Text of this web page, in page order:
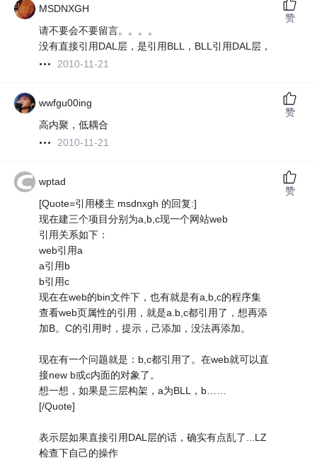
MSDNXGH
请不要会不要留言。。。。
没有直接引用DAL层，是引用BLL，BLL引用DAL层，
2010-11-21
赞
wwfgu00ing
高内聚，低耦合
2010-11-21
赞
wptad
[Quote=引用楼主 msdnxgh 的回复:]
现在建三个项目分别为a,b,c现一个网站web
引用关系如下：
web引用a
a引用b
b引用c
现在在web的bin文件下，也有就是有a,b,c的程序集
查看web页属性的引用，就是a.b,c都引用了，想再添
加B。C的引用时，提示，己添加，没法再添加。
现在有一个问题就是：b,c都引用了。在web就可以直
接new b或c内面的对象了。
想一想，如果是三层构架，a为BLL，b……
[/Quote]
表示层如果直接引用DAL层的话，确实有点乱了...LZ
检查下自己的操作
赞